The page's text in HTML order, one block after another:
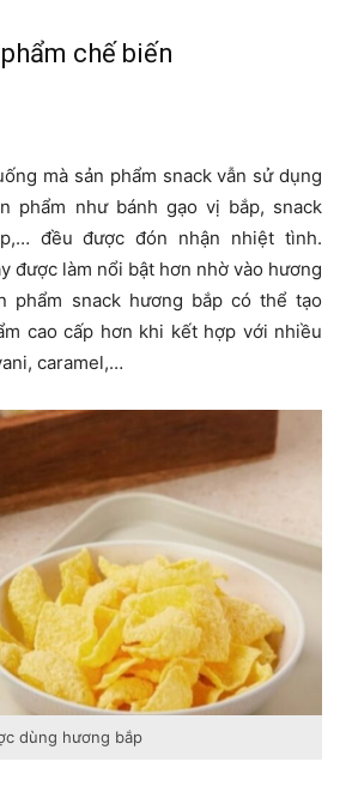
chế biến
mà sản phẩm snack vẫn sử dụng
phẩm như bánh gạo vị bắp, snack
đều được đón nhận nhiệt tình.
được làm nổi bật hơn nhờ vào hương
phẩm snack hương bắp có thể tạo
cao cấp hơn khi kết hợp với nhiều
caramel,…
dùng hương bắp